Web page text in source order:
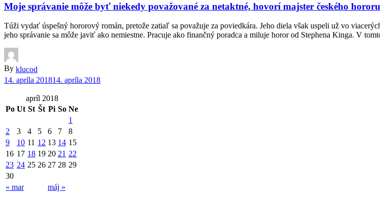
Moje správanie môže byť niekedy považované za netaktné, hovorí majster českého
Túži vydať úspešný hororový román, pretože zatiaľ sa považuje za poviedkára. Jeho diela však uspeli už vo
jeho správanie sa môže javiť ako nemiestne. Pracuje ako finančný poradca a miluje horor od Stephena Kinga. V
By klucod
14. apríla 201814. apríla 2018
apríl 2018
Po Ut St Št Pi So Ne
« mar máj »
1
2
3 4 5 6 7
8
9
10 11 12 13 14 15
16 17 18 19 20 21 22
23 24 25 26 27 28 29
30